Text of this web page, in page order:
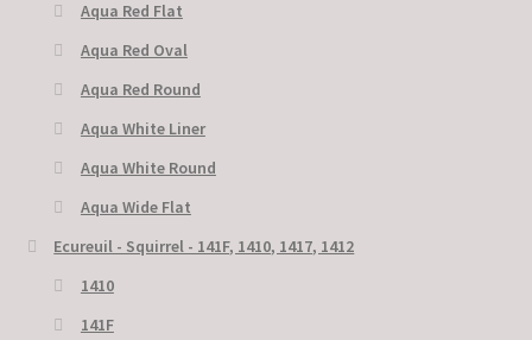
Aqua Red Flat
Aqua Red Oval
Aqua Red Round
Aqua White Liner
Aqua White Round
Aqua Wide Flat
Ecureuil - Squirrel - 141F, 1410, 1417, 1412
1410
141F